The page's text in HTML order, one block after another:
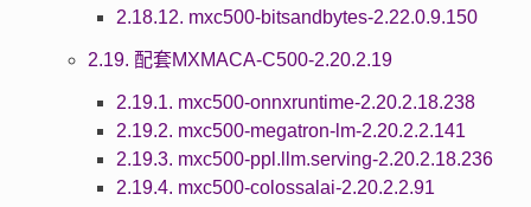
2.18.12. mxc500-bitsandbytes-2.22.0.9.150
2.19. 配套MXMACA-C500-2.20.2.19
2.19.1. mxc500-onnxruntime-2.20.2.18.238
2.19.2. mxc500-megatron-lm-2.20.2.2.141
2.19.3. mxc500-ppl.llm.serving-2.20.2.18.236
2.19.4. mxc500-colossalai-2.20.2.2.91